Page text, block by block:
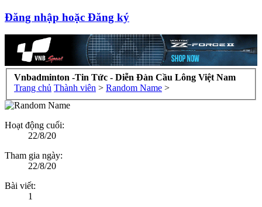
Đăng nhập hoặc Đăng ký
Vnbadminton -Tin Tức - Diễn Đàn Cầu Lông Việt Nam
Trang chủ Thành viên > Random Name >
Hoạt động cuối:
22/8/20
Tham gia ngày:
22/8/20
Bài viết:
1